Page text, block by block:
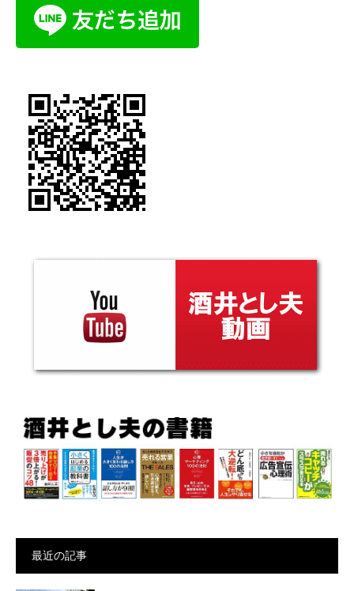
最近の記事